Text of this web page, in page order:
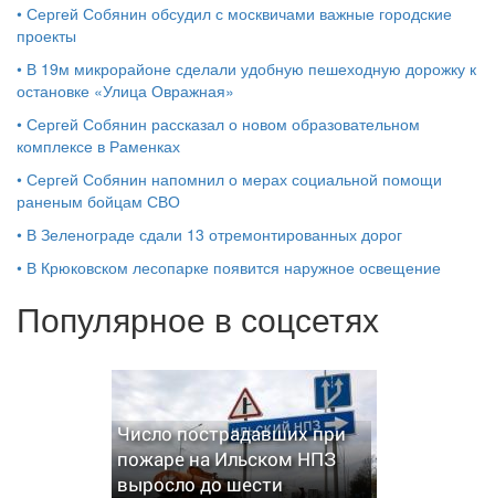
• Сергей Собянин обсудил с москвичами важные городские
проекты
• В 19м микрорайоне сделали удобную пешеходную дорожку к
остановке «Улица Овражная»
• Сергей Собянин рассказал о новом образовательном
комплексе в Раменках
• Сергей Собянин напомнил о мерах социальной помощи
раненым бойцам СВО
• В Зеленограде сдали 13 отремонтированных дорог
• В Крюковском лесопарке появится наружное освещение
Популярное в соцсетях
Число пострадавших при
пожаре на Ильском НПЗ
выросло до шести